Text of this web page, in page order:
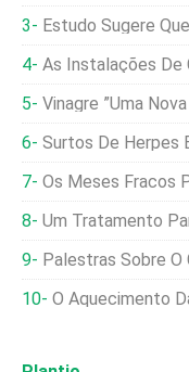
Estudo Sugere Que
As Instalações De Cultivo
Vinagre ”Uma Nova
Surtos De Herpes
Os Meses Fracos
Um Tratamento Para O
Palestras Sobre O
O Aquecimento Da